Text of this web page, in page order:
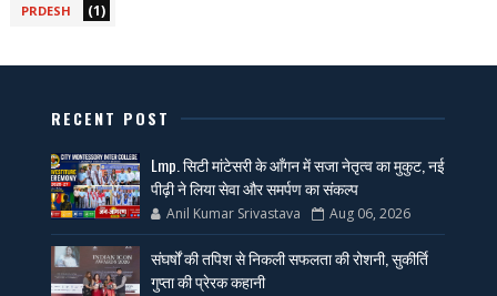
PRDESH (1)
RECENT POST
Lmp. सिटी मांटेसरी के आँगन में सजा नेतृत्व का मुकुट, नई
पीढ़ी ने लिया सेवा और समर्पण का संकल्प
Anil Kumar Srivastava Aug 06, 2026
संघर्षों की तपिश से निकली सफलता की रोशनी, सुकीर्ति
गुप्ता की प्रेरक कहानी